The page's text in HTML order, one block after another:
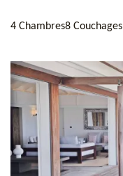
4 Chambres8 Couchages